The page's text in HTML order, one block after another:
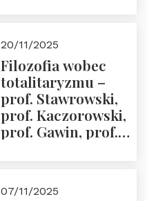
Przemysław
Sobolewski – 4
grudnia 2025 r.
godz. 18:00.
20/11/2025
Filozofia wobec
totalitaryzmu –
prof. Stawrowski,
prof. Kaczorowski,
prof. Gawin, prof.
07/11/2025